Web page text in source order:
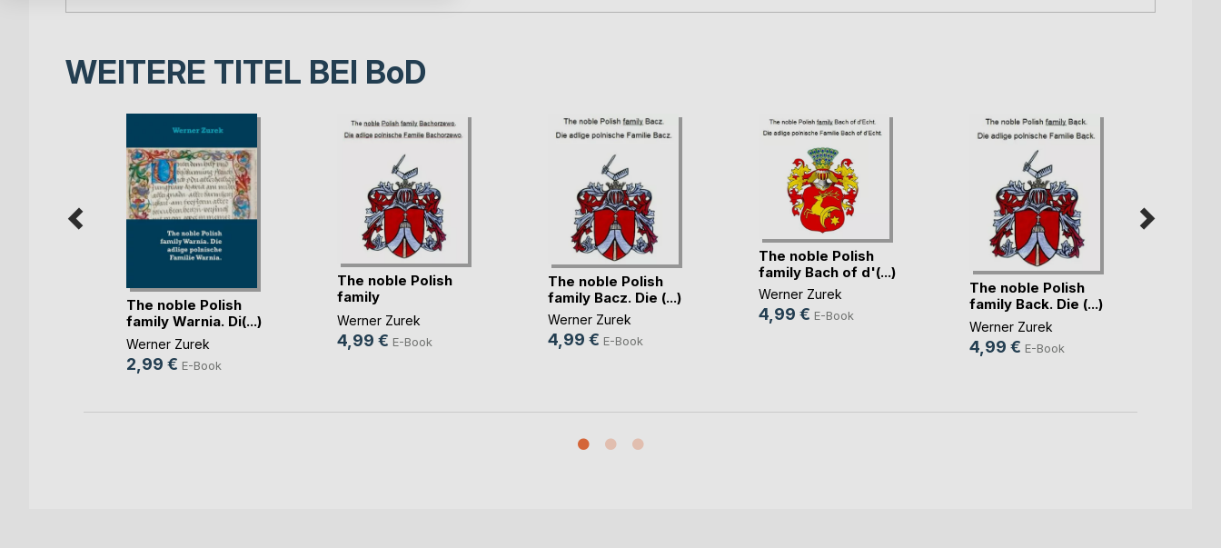
WEITERE TITEL BEI BoD
The noble Polish
family Warnia. Di(...)
Werner Zurek
2,99 € E-Book
The noble Polish
family
Bachorzewo(...)
Werner Zurek
4,99 € E-Book
The noble Polish
family Bacz. Die (...)
Werner Zurek
4,99 € E-Book
The noble Polish
family Bach of d'(...)
Werner Zurek
4,99 € E-Book
The noble Polish
family Back. Die (...)
Werner Zurek
4,99 € E-Book